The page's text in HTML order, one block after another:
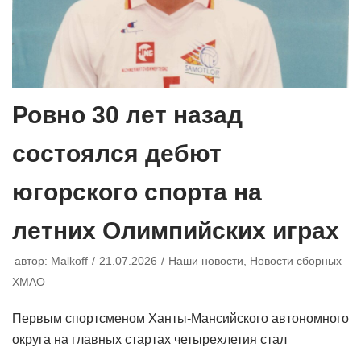
Ровно 30 лет назад
состоялся дебют
югорского спорта на
летних Олимпийских играх
автор: Malkoff 21.07.2026 Наши новости
Новости сборных
ХМАО
Первым спортсменом Ханты-Мансийского автономного
округа на главных стартах четырехлетия стал